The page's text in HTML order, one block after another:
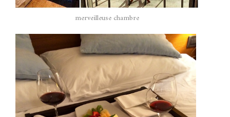
merveilleuse chambre